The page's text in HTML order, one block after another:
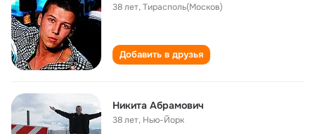
38 лет,Тирасполь(Москов)
Добавить в друзья
Никита Абрамович
38 лет, Нью-Йорк